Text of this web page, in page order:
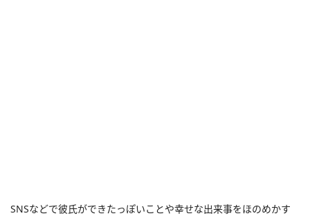
SNSなどで彼氏ができたっぽいことや幸せな出来事をほのめかす